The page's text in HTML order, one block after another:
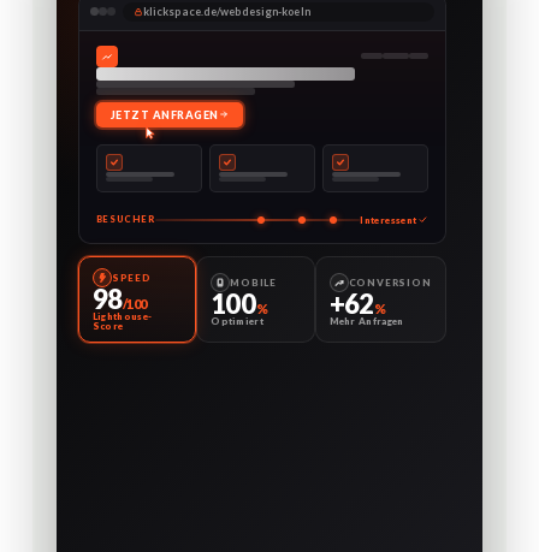
klickspace.de/webdesign-koeln
JETZT ANFRAGEN
BESUCHER Interessent
SPEED
98/100
Lighthouse-
Score
MOBILE
100%
Optimiert
CONVERSION
+62%
Mehr Anfragen